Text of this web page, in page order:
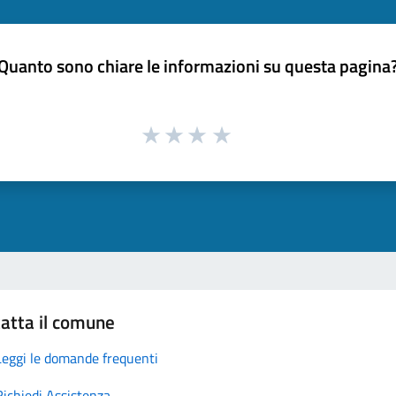
sono chiare le informazioni su questa
il comune
le domande frequenti